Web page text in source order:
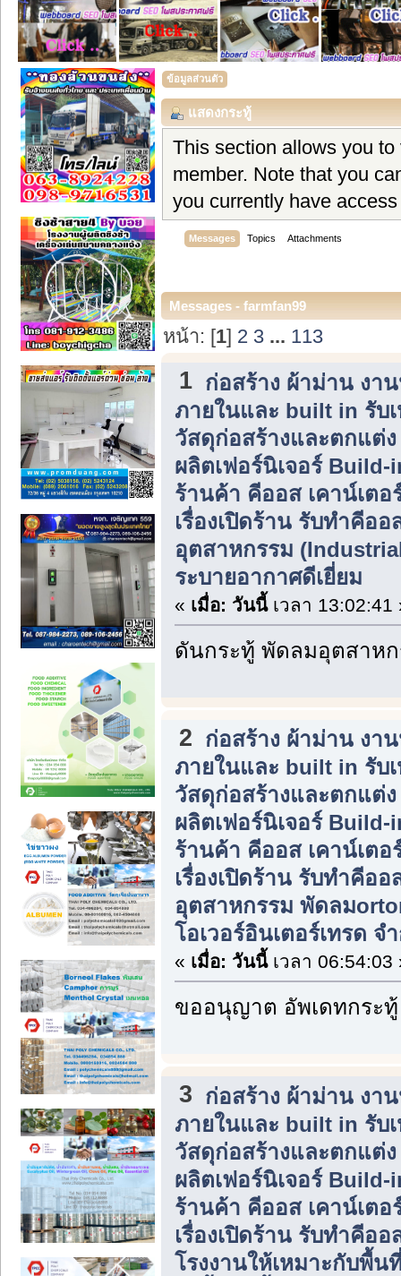
ข้อมูลส่วนตัว
แสดงกระทู้
This section allows you
member. Note that you
you currently have
Messages Topics Attachments
Messages - farmfan99
หน้า: [1] 2 3 ... 113
1 ก่อสร้าง ผ้าม่าน งา
ภายในและ built in รับ
วัสดุก่อสร้างและตกแต่
ผลิตเฟอร์นิเจอร์
ร้านค้า คีออส เคาน์เตอ
เรื่องเปิดร้าน รับทำคีออ
อุตสาหกรรม
ระบายอากาศดีเยี่ยม
« เมื่อ: วันนี้เวลา 13:02:41
ดันกระทู้ พัดลมอุตสาห
2 ก่อสร้าง ผ้าม่าน งา
ภายในและ built in รับ
วัสดุก่อสร้างและตกแต่
ผลิตเฟอร์นิเจอร์
ร้านค้า คีออส เคาน์เตอ
เรื่องเปิดร้าน รับทำคีออ
อุตสาหกรรม พัดลม
โอเวอร์อินเตอร์เทรด จ
« เมื่อ: วันนี้เวลา 06:54:03
ขออนุญาต อัพเดทกระทู้
3 ก่อสร้าง ผ้าม่าน งา
ภายในและ built in รับ
วัสดุก่อสร้างและตกแต่
ผลิตเฟอร์นิเจอร์
ร้านค้า คีออส เคาน์เตอ
เรื่องเปิดร้าน รับทำคีออ
โรงงานให้เหมาะกับพื้น